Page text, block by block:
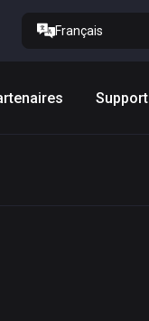
Français
Support